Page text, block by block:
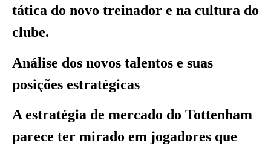
tática do novo treinador e na cultura do
clube.
Análise dos novos talentos e suas
posições estratégicas
A estratégia de mercado do Tottenham
parece ter mirado em jogadores que